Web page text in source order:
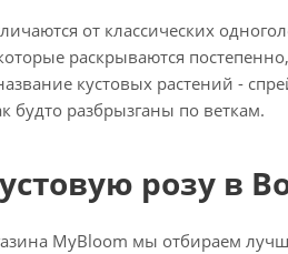
от классических
раскрываются
кустовых растений -
будто разбрызганы по веткам.
розу в
MyBloom мы отбираем